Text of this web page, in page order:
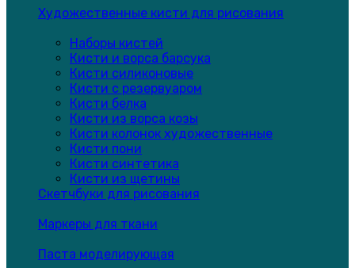
Художественные кисти для рисования
Наборы кистей
Кисти и ворса барсука
Кисти силиконовые
Кисти с резервуаром
Кисти белка
Кисти из ворса козы
Кисти колонок художественные
Кисти пони
Кисти синтетика
Кисти из щетины
Скетчбуки для рисования
Маркеры для ткани
Паста моделирующая